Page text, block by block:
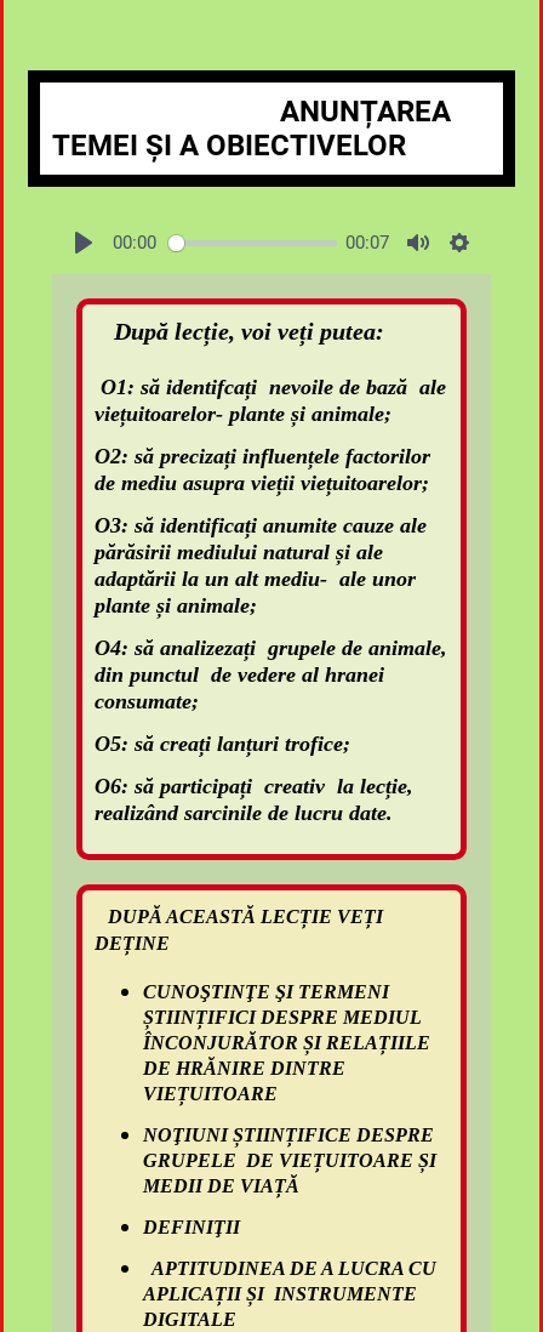
ANUNȚAREA
TEMEI ȘI A OBIECTIVELOR
00:00 00:07
După lecție, voi veți putea:
O1: să identifcați nevoile de bază ale
viețuitoarelor- plante și animale;
O2: să precizați influențele factorilor
de mediu asupra vieții viețuitoarelor;
O3: să identificați anumite cauze ale
părăsirii mediului natural și ale
adaptării la un alt mediu- ale unor
plante și animale;
O4: să analizezați grupele de animale,
din punctul de vedere al hranei
consumate;
O5: să creați lanțuri trofice;
O6: să participați creativ la lecție,
realizând sarcinile de lucru date.
DUPĂ ACEASTĂ LECȚIE VEȚI
DEȚINE
CUNOŞTINŢE ŞI TERMENI
ȘTIINȚIFICI DESPRE MEDIUL
ÎNCONJURĂTOR ȘI RELAȚIILE
DE HRĂNIRE DINTRE
VIEȚUITOARE
NOŢIUNI ȘTIINȚIFICE DESPRE
GRUPELE DE VIEȚUITOARE ȘI
MEDII DE VIAȚĂ
DEFINIŢII
APTITUDINEA DE A LUCRA CU
APLICAȚII ȘI INSTRUMENTE
DIGITALE